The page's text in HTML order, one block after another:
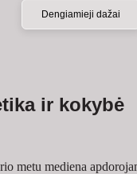
Dengiamieji dažai
ir kokybė
metu mediena